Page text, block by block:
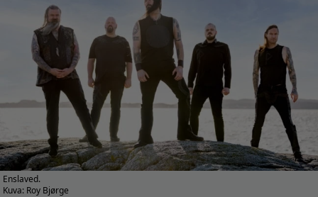
Enslaved.
Kuva: Roy Bjørge